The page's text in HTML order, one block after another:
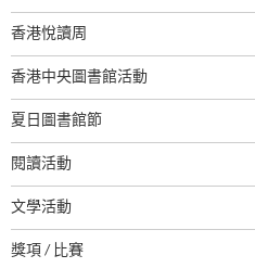
香港悅讀周
香港中央圖書館活動
夏日圖書館節
閱讀活動
文學活動
獎項 / 比賽